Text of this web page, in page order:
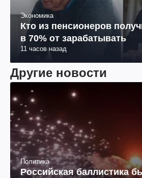
Экономика
Кто из пенсионеров
в 70% от зарабатывать
11 часов назад
Другие новости
Политика
Российская баллистика